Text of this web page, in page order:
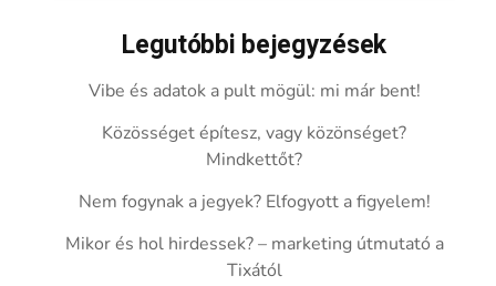
Legutóbbi bejegyzések
Vibe és adatok a pult mögül: mi már bent!
Közösséget építesz, vagy közönséget?
Mindkettőt?
Nem fogynak a jegyek? Elfogyott a figyelem!
Mikor és hol hirdessek? – marketing útmutató a
Tixától